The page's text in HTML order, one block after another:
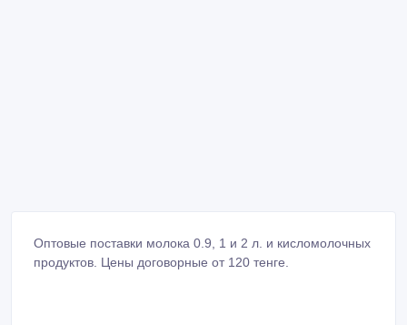
Оптовые поставки молока 0.9, 1 и 2 л. и кисломолочных
продуктов. Цены договорные от 120 тенге.